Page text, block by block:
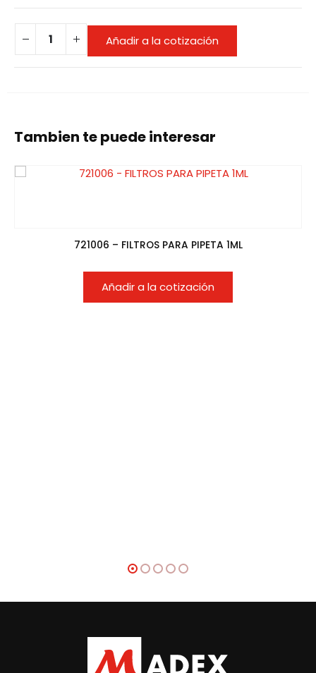
Añadir a la cotización
Tambien te puede interesar
721006 – FILTROS PARA PIPETA 1ML
Añadir a la cotización